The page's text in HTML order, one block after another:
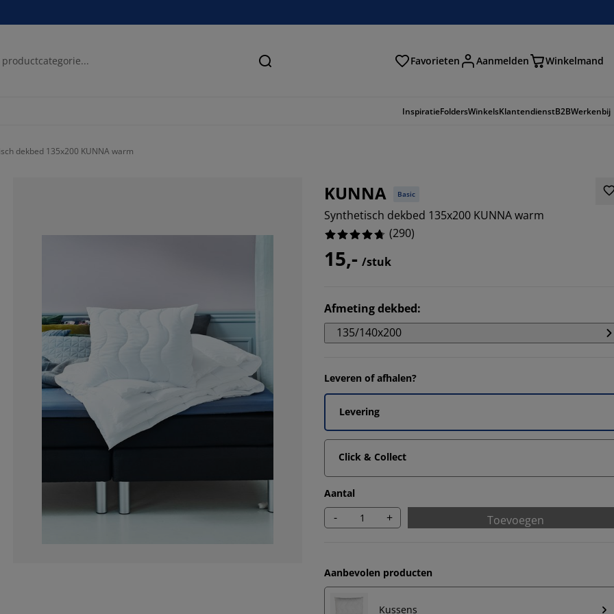
Zoeken Favorieten Aanmelden Winkelmand
InspiratieFoldersWinkelsKlantendienstB2BWerkenbij
dekbed 135x200 KUNNA warm
KUNNA Basic
Synthetisch dekbed 135x200 KUNNA warm
(290)
15,- /stuk
Afmeting dekbed:
135/140x200
Leveren of afhalen?
Levering
Click & Collect
Aantal
- + Toevoegen
Aanbevolen producten
Kussens
14.827586206896552%
2.7586206896551726%
3.4482758620689653%
1.0344827586206897%